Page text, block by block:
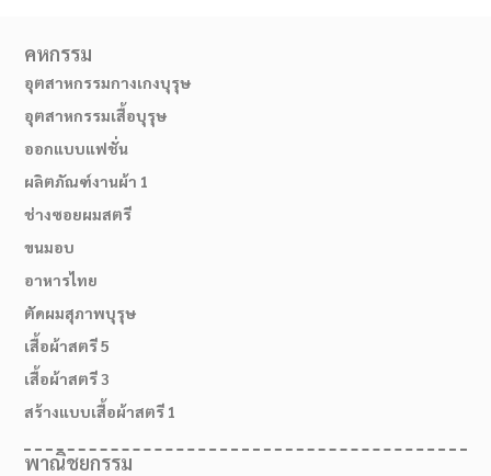
คหกรรม
อุตสาหกรรมกางเกงบุรุษ
อุตสาหกรรมเสื้อบุรุษ
ออกแบบแฟชั่น
ผลิตภัณฑ์งานผ้า 1
ช่างซอยผมสตรี
ขนมอบ
อาหารไทย
ตัดผมสุภาพบุรุษ
เสื้อผ้าสตรี 5
เสื้อผ้าสตรี 3
สร้างแบบเสื้อผ้าสตรี 1
พาณิชยกรรม